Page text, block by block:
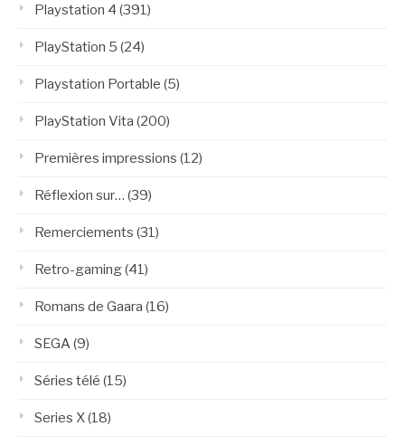
Playstation 4 (391)
PlayStation 5 (24)
Playstation Portable (5)
PlayStation Vita (200)
Premières impressions (12)
Réflexion sur… (39)
Remerciements (31)
Retro-gaming(41)
Romans de Gaara (16)
SEGA(9)
Séries télé (15)
Series X(18)